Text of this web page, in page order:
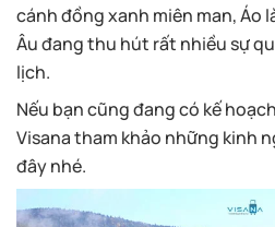
cánh đồng xanh miên man, Áo
Âu đang thu hút rất nhiều sự
lịch.
Nếu bạn cũng đang có kế
Visana tham khảo những kinh
đây nhé.